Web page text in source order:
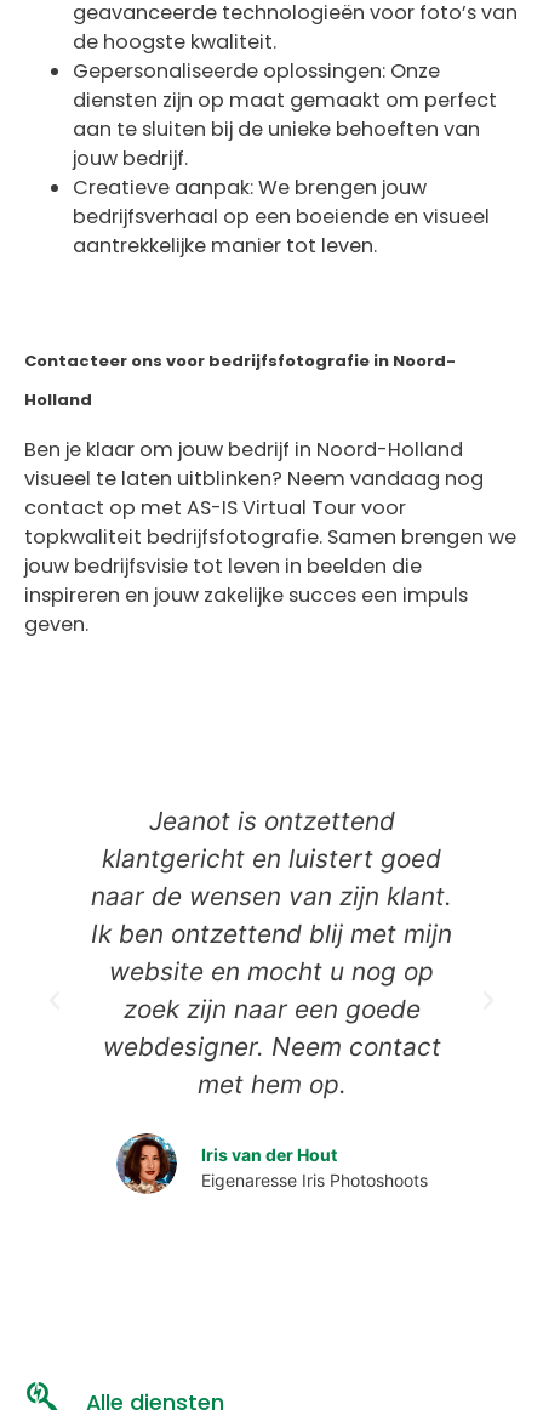
geavanceerde technologieën voor foto’s van
de hoogste kwaliteit.
Gepersonaliseerde oplossingen: Onze
diensten zijn op maat gemaakt om perfect
aan te sluiten bij de unieke behoeften van
jouw bedrijf.
Creatieve aanpak: We brengen jouw
bedrijfsverhaal op een boeiende en visueel
aantrekkelijke manier tot leven.
Contacteer ons voor bedrijfsfotografie in Noord-
Holland
Ben je klaar om jouw bedrijf in Noord-Holland
visueel te laten uitblinken? Neem vandaag nog
contact op met AS-IS Virtual Tour voor
topkwaliteit bedrijfsfotografie. Samen brengen we
jouw bedrijfsvisie tot leven in beelden die
inspireren en jouw zakelijke succes een impuls
geven.
Jeanot is ontzettend
klantgericht en luistert goed
naar de wensen van zijn klant.
Ik ben ontzettend blij met mijn
website en mocht u nog op
zoek zijn naar een goede
webdesigner. Neem contact
met hem op.
Iris van der Hout
Eigenaresse Iris Photoshoots
Alle diensten